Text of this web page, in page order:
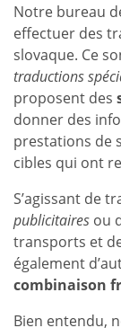
Notre bureau
effectuer des
slovaque. Ce
traductions
proposent des
donner des
prestations de
cibles qui ont
S’agissant de
publicitaires ou
transports et
également
combinaison
Bien entendu,